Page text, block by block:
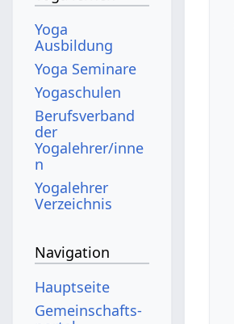
Yoga
Ausbildung
Yoga Seminare
Yogaschulen
Berufsverband
der
Yogalehrer/inne
n
Yogalehrer
Verzeichnis
Navigation
Hauptseite
Gemeinschafts­